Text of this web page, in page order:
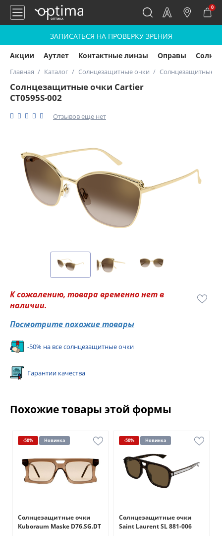
0
ЗАПИСАТЬСЯ НА ПРОВЕРКУ ЗРЕНИЯ
Акции Аутлет Контактные линзы Оправы
Главная Каталог Солнцезащитные очки Солнцезащитные
Солнцезащитные очки Cartier
CT0595S-002
Отзывов еще нет
К сожалению, товара временно нет в
наличии.
Посмотрите похожие товары
-50% на все солнцезащитные очки
Гарантии качества
Похожие товары этой формы
-50% Новинка
Солнцезащитные очки
Kuboraum Maske D76.SG.DT
-50% Новинка
Солнцезащитные очки
Saint Laurent SL 881-006